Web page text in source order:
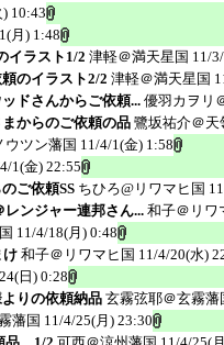
10:43
月) 1:48
イラスト1/2 津軽＠満天星国 11/
のイラスト2/2 津軽＠満天星国
ドさんからご依頼... 優羽カヲリ
からのご依頼の品 鷺坂祐介＠天
ウツン藩国 11/4/1(金) 1:58
1(金) 22:55
ご依頼SS ちひろ@リワマヒ国
ンジャー連邦さん... 和子＠リワ
11/4/18(月) 0:48
け 和子＠リワマヒ国 11/4/20(水)
日) 0:28
りの依頼納品 玄霧弦耶＠玄霧藩
藩国 11/4/25(月) 23:30